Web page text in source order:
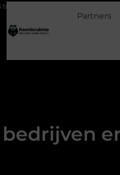
aan je fitness
Partners